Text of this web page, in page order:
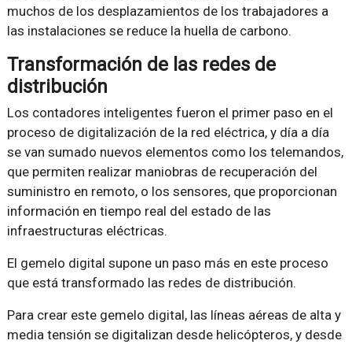
muchos de los desplazamientos de los trabajadores a
las instalaciones se reduce la huella de carbono.
Transformación de las redes de
distribución
Los contadores inteligentes fueron el primer paso en el
proceso de digitalización de la red eléctrica, y día a día
se van sumado nuevos elementos como los telemandos,
que permiten realizar maniobras de recuperación del
suministro en remoto, o los sensores, que proporcionan
información en tiempo real del estado de las
infraestructuras eléctricas.
El gemelo digital supone un paso más en este proceso
que está transformado las redes de distribución.
Para crear este gemelo digital, las líneas aéreas de alta y
media tensión se digitalizan desde helicópteros, y desde